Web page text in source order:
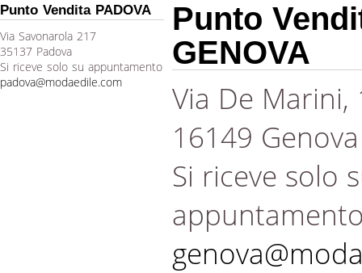
Punto Vendita PADOVA
Via Savonarola 217
35137 Padova
Si riceve solo su appuntamento
padova@modaedile.com
Punto
GENOVA
Via De Marini,
16149 Genova
Si riceve solo